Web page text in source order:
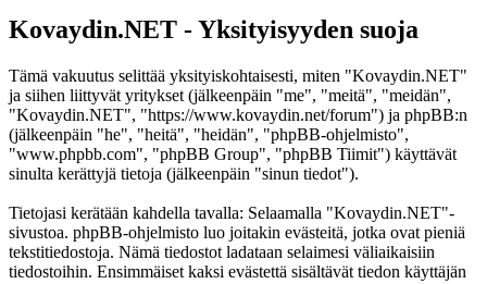
Kovaydin.NET - Yksityisyyden suoja
Tämä vakuutus selittää yksityiskohtaisesti, miten "Kovaydin.NET"
ja siihen liittyvät yritykset (jälkeenpäin "me", "meitä", "meidän",
"Kovaydin.NET", "https://www.kovaydin.net/forum") ja phpBB:n
(jälkeenpäin "he", "heitä", "heidän", "phpBB-ohjelmisto",
"www.phpbb.com", "phpBB Group", "phpBB Tiimit") käyttävät
sinulta kerättyjä tietoja (jälkeenpäin "sinun tiedot").
Tietojasi kerätään kahdella tavalla: Selaamalla "Kovaydin.NET"-
sivustoa. phpBB-ohjelmisto luo joitakin evästeitä, jotka ovat pieniä
tekstitiedostoja. Nämä tiedostot ladataan selaimesi väliaikaisiin
tiedostoihin. Ensimmäiset kaksi evästettä sisältävät tiedon käyttäjän